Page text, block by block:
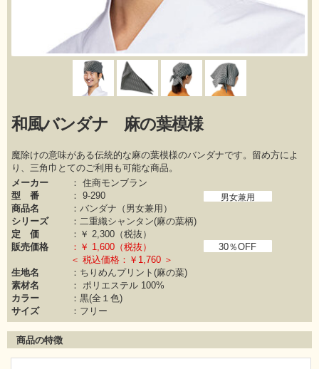
和風バンダナ 麻の葉模様
魔除けの意味がある伝統的な麻の葉模様のバンダナです。留め方によ
り、三角巾とてのご利用も可能な商品。
メーカー
：
住商モンブラン
型 番
：9-290 男女兼用
商品名
：バンダナ（男女兼用）
シリーズ
：二重織シャンタン(麻の葉柄)
定 価
：￥2,300（税抜）
販売価格
：￥ 1,600（税抜）
30％OFF
＜ 税込価格：￥1,760 ＞
生地名
：ちりめんプリント(麻の葉)
素材名
：ポリエステル 100%
カラー
：黒(全１色)
サイズ
：フリー
商品の特徴